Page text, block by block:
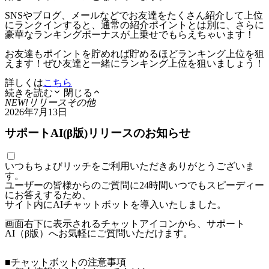
SNSやブログ、メールなどでお友達をたくさん紹介して上位
にランクインすると、通常の紹介ポイントとは別に、さらに
豪華なランキングボーナスが上乗せでもらえちゃいます！
お友達もポイントを貯めれば貯めるほどランキング上位を狙
えます！ぜひ友達と一緒にランキング上位を狙いましょう！
詳しくはこちら
続きを読む
閉じる
NEW! リリースその他
2026年7月13日
サポートAI(β版)リリースのお知らせ
いつもちょびリッチをご利用いただきありがとうございま
す。
ユーザーの皆様からのご質問に24時間いつでもスピーディー
にお答えするため、
サイト内にAIチャットボットを導入いたしました。
画面右下に表示されるチャットアイコンから、サポート
AI（β版）へお気軽にご質問いただけます。
■チャットボットの注意事項